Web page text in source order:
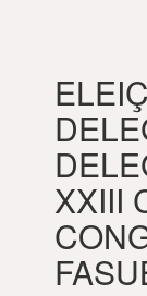
XXIII